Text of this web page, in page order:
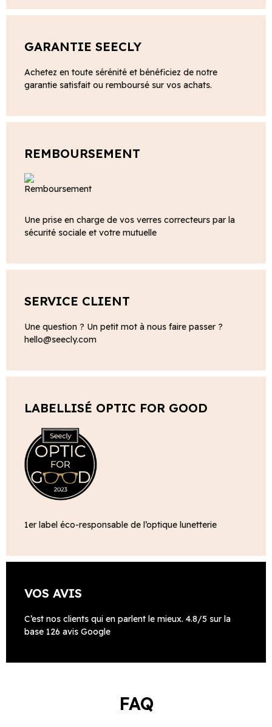
GARANTIE SEECLY
Achetez en toute sérénité et bénéficiez de notre
garantie satisfait ou remboursé sur vos achats.
REMBOURSEMENT
Une prise en charge de vos verres correcteurs par la
sécurité sociale et votre mutuelle
SERVICE CLIENT
Une question ? Un petit mot à nous faire passer ?
hello@seecly.com
LABELLISÉ OPTIC FOR GOOD
1er label éco-responsable de l’optique lunetterie
VOS AVIS
C’est nos clients qui en parlent le mieux. 4.8/5 sur la
base 126 avis Google
FAQ